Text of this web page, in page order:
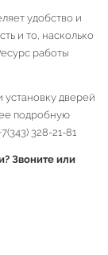
удобство и
и то, насколько
работы
установку дверей
подробную
328-21-81
Звоните или